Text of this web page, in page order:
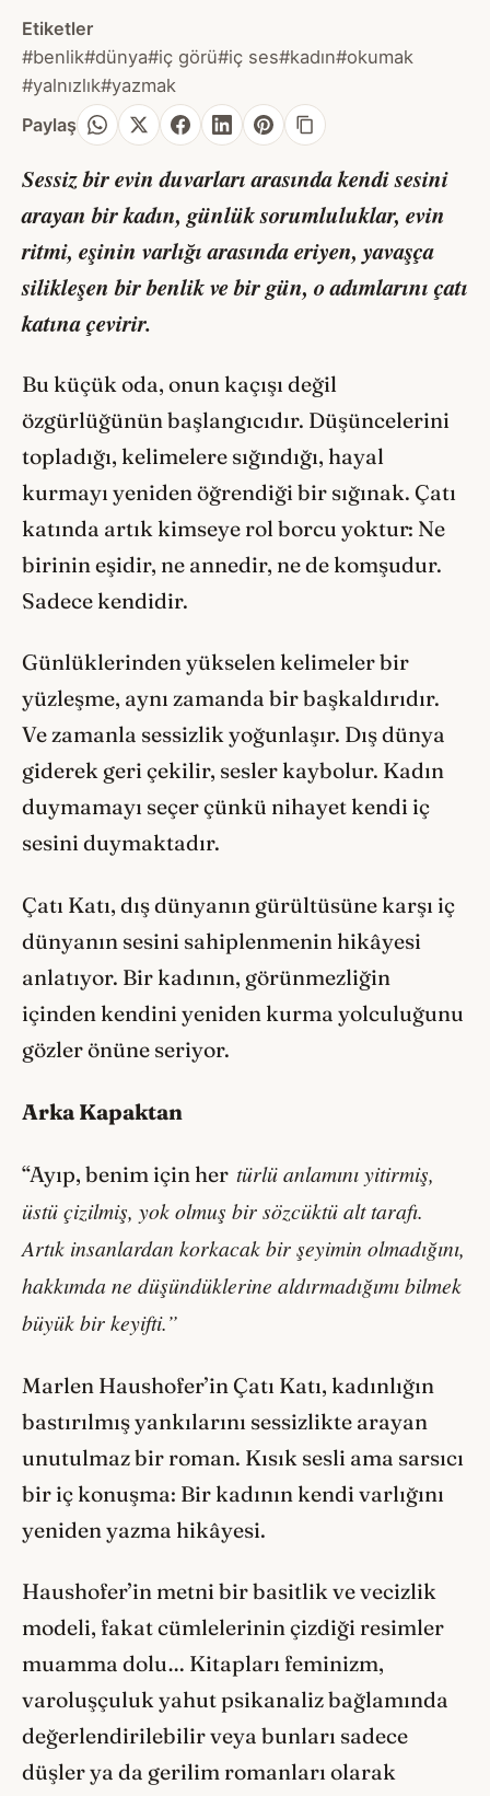
Etiketler
#benlik#dünya#iç görü#iç ses#kadın#okumak
#yalnızlık#yazmak
Paylaş
Sessiz bir evin duvarları arasında kendi sesini
arayan bir kadın, günlük sorumluluklar, evin
ritmi, eşinin varlığı arasında eriyen, yavaşça
silikleşen bir benlik ve bir gün, o adımlarını çatı
katına çevirir.
Bu küçük oda, onun kaçışı değil
özgürlüğünün başlangıcıdır. Düşüncelerini
topladığı, kelimelere sığındığı, hayal
kurmayı yeniden öğrendiği bir sığınak. Çatı
katında artık kimseye rol borcu yoktur: Ne
birinin eşidir, ne annedir, ne de komşudur.
Sadece kendidir.
Günlüklerinden yükselen kelimeler bir
yüzleşme, aynı zamanda bir başkaldırıdır.
Ve zamanla sessizlik yoğunlaşır. Dış dünya
giderek geri çekilir, sesler kaybolur. Kadın
duymamayı seçer çünkü nihayet kendi iç
sesini duymaktadır.
Çatı Katı, dış dünyanın gürültüsüne karşı iç
dünyanın sesini sahiplenmenin hikâyesi
anlatıyor. Bir kadının, görünmezliğin
içinden kendini yeniden kurma yolculuğunu
gözler önüne seriyor.
Arka Kapaktan
“Ayıp, benim için her türlüanlamını yitirmiş,
üstü çizilmiş, yok olmuş bir sözcüktü alt tarafı.
Artık insanlardan korkacak bir şeyimin olmadığını,
hakkımda ne düşündüklerine aldırmadığımı bilmek
büyük bir keyifti.”
Marlen Haushofer’in Çatı Katı, kadınlığın
bastırılmış yankılarını sessizlikte arayan
unutulmaz bir roman. Kısık sesli ama sarsıcı
bir iç konuşma: Bir kadının kendi varlığını
yeniden yazma hikâyesi.
Haushofer’in metni bir basitlik ve vecizlik
modeli, fakat cümlelerinin çizdiği resimler
muamma dolu… Kitapları feminizm,
varoluşçuluk yahut psikanaliz bağlamında
değerlendirilebilir veya bunları sadece
düşler ya da gerilim romanları olarak